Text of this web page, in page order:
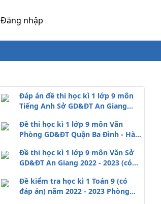
Đăng nhập
Đáp án đề thi học kì 1 lớp 9 môn
Tiếng Anh Sở GD&ĐT An Giang
Đề thi học kì 1 lớp 9 môn Văn
Phòng GD&ĐT Quận Ba Đình - Hà
Đề thi học kì 1 lớp 9 môn Văn Sở
GD&ĐT An Giang 2022 - 2023 (có
Đề kiểm tra học kì 1 Toán 9 (có
đáp án) năm 2022 - 2023 Phòng